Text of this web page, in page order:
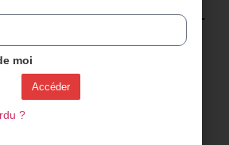
-
SENSA GIULIA GRAVEL
Champagne
moi
Accéder
?